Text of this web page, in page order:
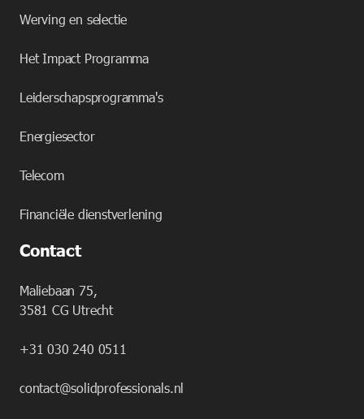
Werving en selectie
Het Impact Programma
Leiderschapsprogramma's
Energiesector
Telecom
Financiële dienstverlening
Contact
Maliebaan 75,
3581 CG Utrecht
+31 030 240 0511
contact@solidprofessionals.nl